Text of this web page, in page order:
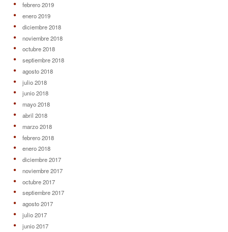
febrero 2019
enero 2019
diciembre 2018
noviembre 2018
octubre 2018
septiembre 2018
agosto 2018
julio 2018
junio 2018
mayo 2018
abril 2018
marzo 2018
febrero 2018
enero 2018
diciembre 2017
noviembre 2017
octubre 2017
septiembre 2017
agosto 2017
julio 2017
junio 2017